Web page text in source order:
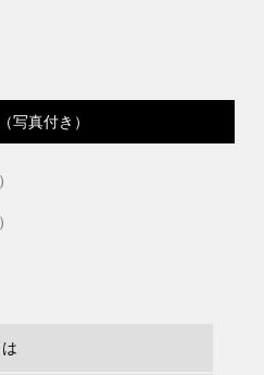
写真付き）